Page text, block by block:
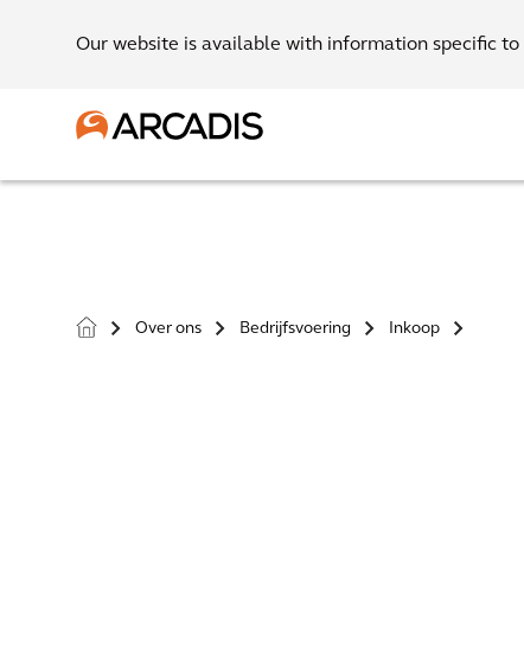
Our website is available with information specific
> Over ons > Bedrijfsvoering > Inkoop >